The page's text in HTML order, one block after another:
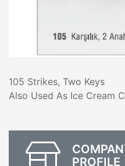
105 Strikes, Two Keys
Also Used As Ice Cream
PROFILE